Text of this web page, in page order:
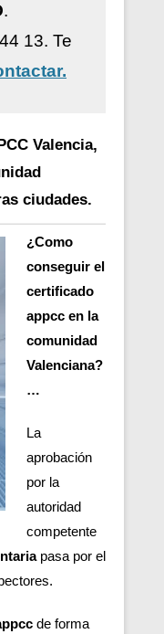
.
13. Te
Valencia,
ciudades.
¿Como
conseguir el
certificado
appcc en la
comunidad
Valenciana?
…
La
aprobación
por la
autoridad
competente
pasa por el
de forma